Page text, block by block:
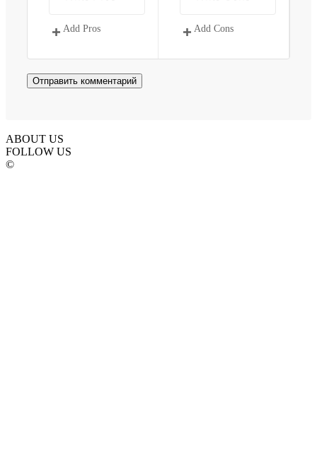
Add Pros Add Cons
ABOUT US
FOLLOW US
©